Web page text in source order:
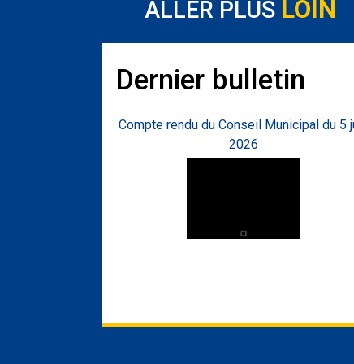
ALLER PLUS LOIN
Dernier bulletin
Compte rendu du Conseil Municipal du 5
2026